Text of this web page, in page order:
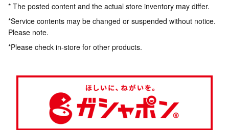
* The posted content and the actual store inventory may differ.
*Service contents may be changed or suspended without notice.
Please note.
*Please check in-store for other products.